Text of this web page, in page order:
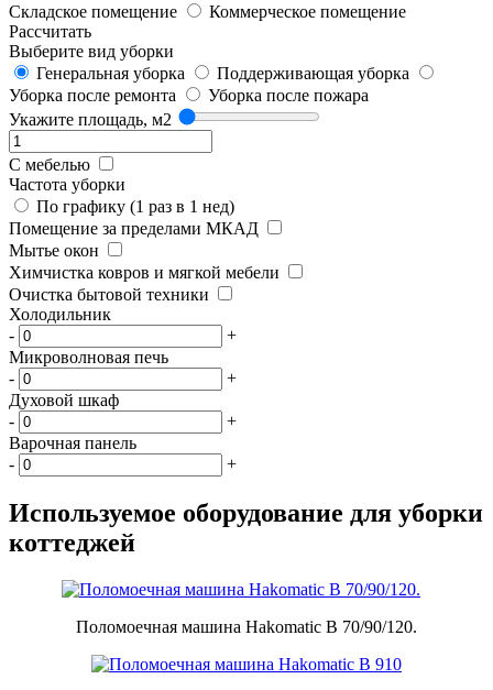
Складское помещение
Коммерческое помещение
Рассчитать
Выберите вид уборки
Генеральная уборка
Поддерживающая уборка
Уборка после ремонта
Уборка после пожара
Укажите площадь, м2
С мебелью
Частота уборки
По графику (1 раз в 1 нед)
Помещение за пределами МКАД
Мытье окон
Химчистка ковров и мягкой мебели
Очистка бытовой техники
Холодильник
-
+
Микроволновая печь
-
+
Духовой шкаф
-
+
Варочная панель
-
+
Используемое оборудование для уборки
коттеджей
Поломоечная машина Hakomatic B 70/90/120.